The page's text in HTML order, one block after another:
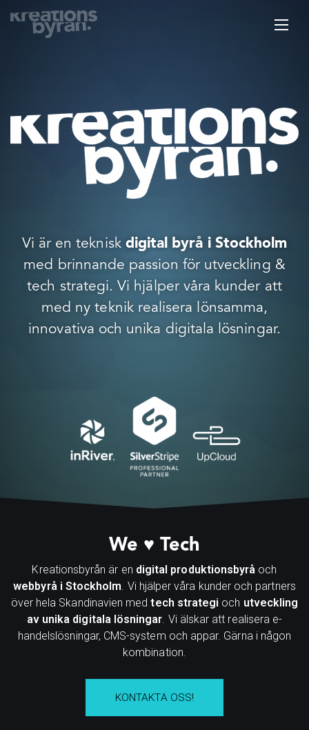
Vi är en teknisk digital byrå i Stockholm
med brinnande passion för utveckling &
tech strategi. Vi hjälper våra kunder att
med ny teknik realisera lönsamma,
innovativa och unika digitala lösningar.
We ♥ Tech
Kreationsbyrån är en digital produktionsbyrå och
webbyrå i Stockholm. Vi hjälper våra kunder och partners
över hela Skandinavien medtech strategi och utveckling
av unika digitala lösningar. Vi älskar att realisera e-
handelslösningar, CMS-system och appar. Gärna i någon
kombination.
KONTAKTA OSS!